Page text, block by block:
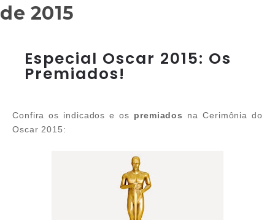
de 2015
Especial Oscar 2015: Os
Premiados!
Confira os indicados e os premiados na Cerimônia do
Oscar 2015: